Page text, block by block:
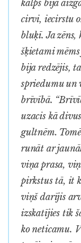
kalps bija
cirvi, iecir­stu
bluķī. Ja zēns,
šķietami
bija redzējis,
spriedumu
brīvībā.
uzacis kā
gultnēm.
runāt ar
viņa prasa,
pirkstus tā, it
viņš darījis
izskatījies tik
ko neticamu.